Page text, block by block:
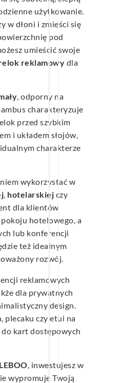
użytkowanie.
w dłoni i zmieści się
pod
umieścić swoje
reklamowy dla
, odporny na
charakteryzuje
przed szybkim
i układem słojów,
charakterze
wykorzystać w
, hotelarskiej czy
dla klientów
hotelowego, a
lub konferencji
też idealnym
rozwój.
reklamowych
dla prywatnych
design.
plecaku czy etui na
kart dostępowych
, inwestujesz w
wypromuje Twoją